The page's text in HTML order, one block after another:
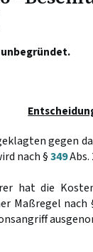
gegen
nach §349Abs.
hat die
Maßregel nach